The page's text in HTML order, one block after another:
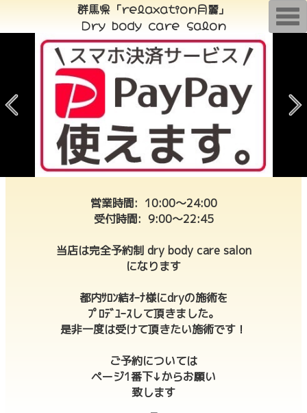
群馬県「relaxation月麗」
Dry body care salon
営業時間: 10:00〜24:00
受付時間: 9:00〜22:45
当店は完全予約制 dry body care salon
になります
都内ｻﾛﾝ結ｵｰﾅ様にdryの施術を
ﾌﾟﾛﾃﾞﾕｰｽして頂きました。
是非一度は受けて頂きたい施術です！
ご予約については
ページ1番下↓からお願い
致します
T
o
g
v
g